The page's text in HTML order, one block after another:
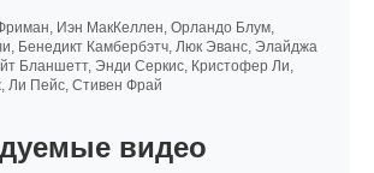
Иэн МакКеллен, Орландо Блум,
Бенедикт Камбербэтч, Люк Эванс, Элайджа
Бланшетт, Энди Серкис, Кристофер Ли,
Ли Пейс, Стивен Фрай
видео